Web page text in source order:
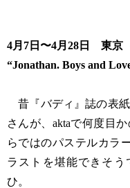
4月7日〜4月28日 東京
“Jonathan. Boys and
昔『バディ』誌の表紙
さんが、aktaで何度目
らではのパステルカラ
ラストを堪能できそ
ひ。